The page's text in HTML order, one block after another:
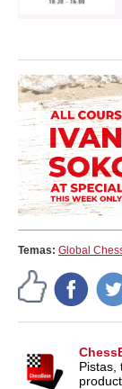
Temas: Global
Pistas,